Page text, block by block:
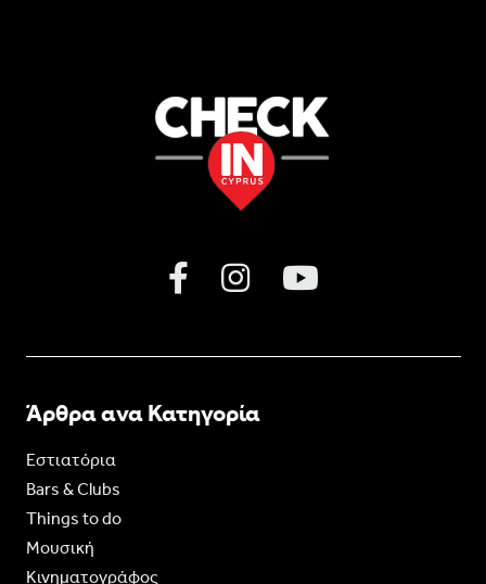
Άρθρα ανα Κατηγορία
Εστιατόρια
Bars & Clubs
Things to do
Moυσική
Κινηματογράφος